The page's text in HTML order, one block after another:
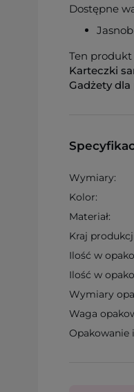
Dostępne
Ten
Karteczki
Gadżety
Wymiary:
Kolor:
Materiał:
Kraj
Ilość w
Ilość w
Wymiary
Waga
Opakowanie